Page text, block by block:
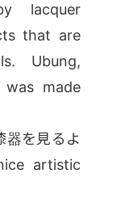
lacquer
that are
Ubung,
made
器を見るよ
artistic